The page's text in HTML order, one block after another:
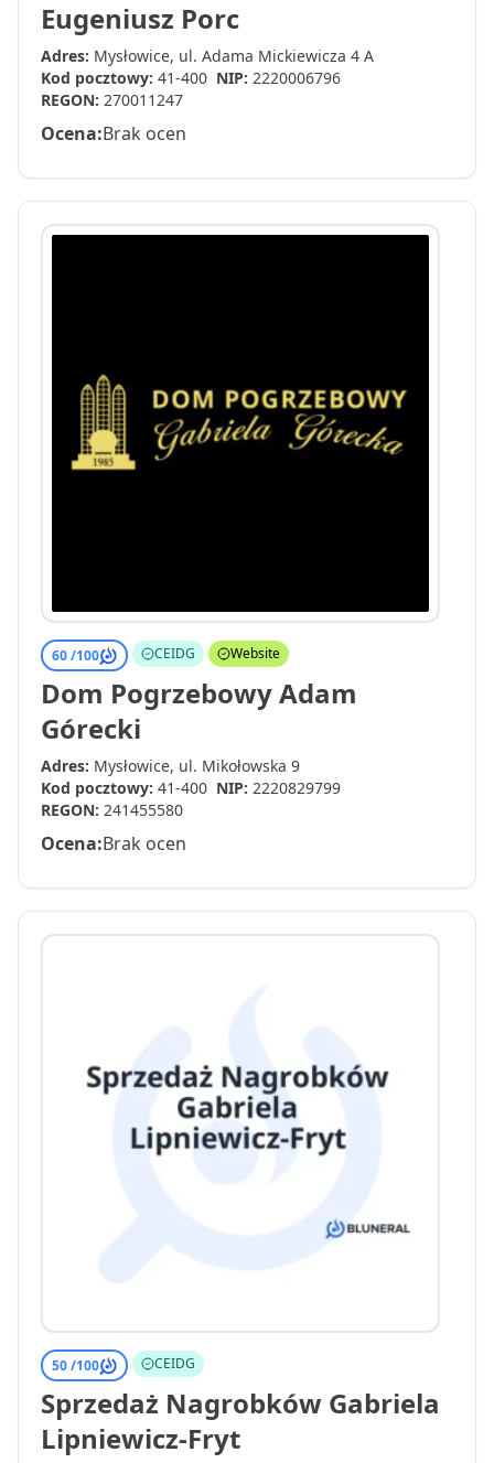
Eugeniusz Porc
Adres: Mysłowice, ul. Adama Mickiewicza 4 A
Kod pocztowy: 41-400 NIP: 2220006796
REGON: 270011247
Ocena:Brak ocen
60 /100 CEIDG Website
Dom Pogrzebowy Adam
Górecki
Adres: Mysłowice, ul. Mikołowska 9
Kod pocztowy: 41-400 NIP: 2220829799
REGON: 241455580
Ocena:Brak ocen
50 /100 CEIDG
Sprzedaż Nagrobków Gabriela
Lipniewicz-Fryt